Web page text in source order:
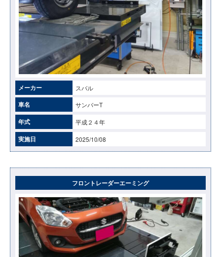
メーカー スバル
車名 サンバーT
年式 平成２４年
実施日 2025/10/08
フロントレーダーエーミング